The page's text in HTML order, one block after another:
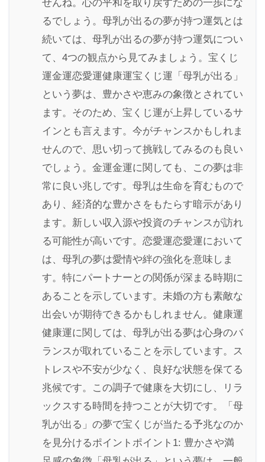
せんね。心の平和を取り戻すための一歩にな
るでしょう。母乳が出るの夢が持つ運気とは
続いては、母乳が出るの夢が持つ運気につい
て、4つの観点から見てみましょう。宝くじ
運金運恋愛運健康運宝くじ運「母乳が出る」
という夢は、豊かさや恵みの象徴とされてい
ます。そのため、宝くじ運が上昇しているサ
インとも言えます。今がチャンスかもしれま
せんので、思い切って挑戦してみるのも良い
でしょう。金運金運に関しても、この夢は非
常に良い兆しです。母乳は生命を育むもので
あり、経済的な豊かさをもたらす暗示があり
ます。新しい収入源や投資のチャンスが訪れ
る可能性が高いです。恋愛運恋愛運において
は、母乳の夢は愛情や絆の強化を意味しま
す。特にパートナーとの関係が深まる時期に
あることを示しています。未婚の方も素敵な
出会いが期待できるかもしれません。健康運
健康運に関しては、母乳が出る夢は心身のバ
ランスが取れていることを示しています。ス
トレスや不安が少なく、良好な状態を保てる
兆候です。この調子で健康を大切にし、リラ
ックスする時間を持つことが大切です。「母
乳が出る」の夢で宝くじが当たる予兆なのか
を見分けるポイントポイント1: 豊かさや満